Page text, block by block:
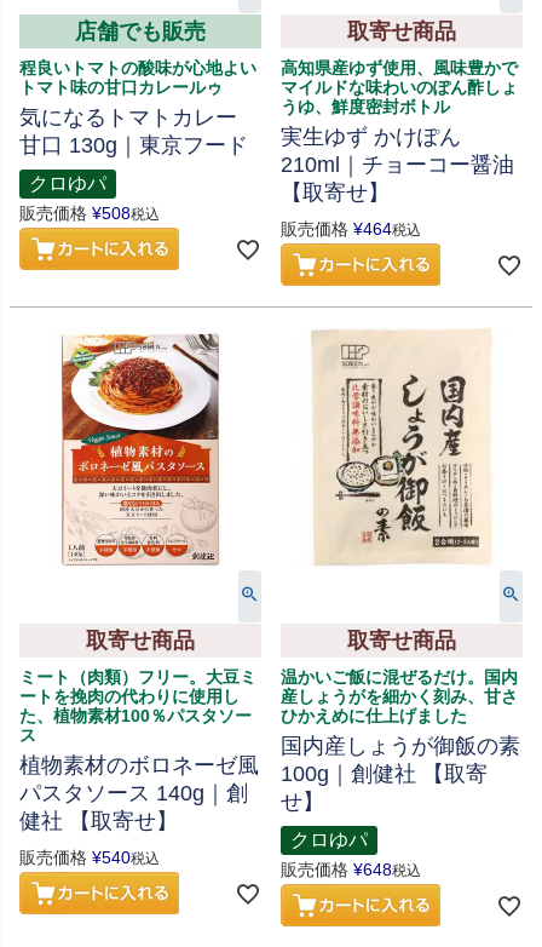
店舗でも販売
程良いトマトの酸味が心地よい
トマト味の甘口カレールゥ
気になるトマトカレー
甘口 130g｜東京フード
クロゆパ
販売価格 ¥508税込
取寄せ商品
高知県産ゆず使用、風味豊かで
マイルドな味わいのぽん酢しょ
うゆ、鮮度密封ボトル
実生ゆず かけぽん
210ml｜チョーコー醤油
【取寄せ】
販売価格 ¥464税込
取寄せ商品
ミート（肉類）フリー。大豆ミ
ートを挽肉の代わりに使用し
た、植物素材100％パスタソー
ス
植物素材のボロネーゼ風
パスタソース 140g｜創
健社 【取寄せ】
販売価格 ¥540税込
取寄せ商品
温かいご飯に混ぜるだけ。国内
産しょうがを細かく刻み、甘さ
ひかえめに仕上げました
国内産しょうが御飯の素
100g｜創健社 【取寄
せ】
クロゆパ
販売価格 ¥648税込